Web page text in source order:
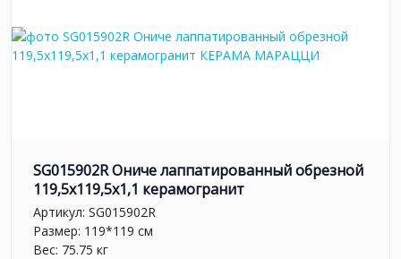
SG015902R Ониче лаппатированный обрезной
119,5x119,5x1,1 керамогранит
Артикул: SG015902R
Размер: 119*119 см
Вес: 75.75 кг